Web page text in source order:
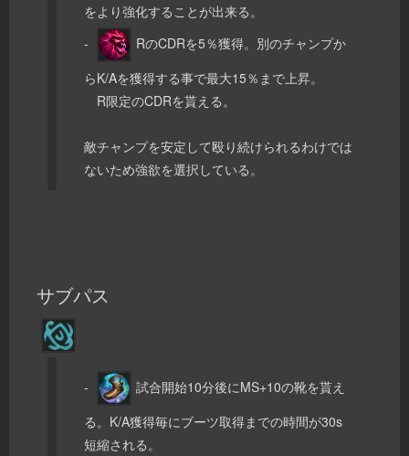
をより強化することが出来る。
-
RのCDRを5％獲得。別のチャンプか
らK/Aを獲得する事で最大15％まで上昇。
R限定のCDRを貰える。
敵チャンプを安定して殴り続けられるわけでは
ないため強欲を選択している。
サブパス
-
試合開始10分後にMS+10の靴を貰え
る。K/A獲得毎にブーツ取得までの時間が30s
短縮される。